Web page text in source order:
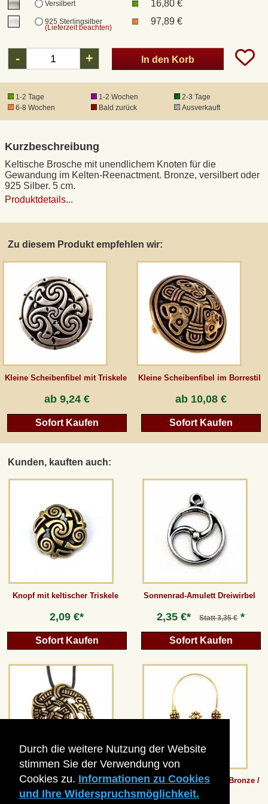
Durch die weitere Nutzung der Website
stimmen Sie der Verwendung von
Cookies zu. Informationen zu Cookies
und Ihre Widerspruchsmöglichkeit.
Versilbert 16,80 €
925 Sterlingsilber
(Lieferzeit beachten)
97,89 €
- + In den Korb
1-2 Tage 1-2 Wochen
2-3 Tage
6-8 Wochen
Bald zurück Ausverkauft
Kurzbeschreibung
Keltische Brosche mit unendlichem Knoten für die
Gewandung im Kelten-Reenactment. Bronze, versilbert oder
925 Silber. 5 cm.
Produktdetails...
Zu diesem Produkt empfehlen wir:
Kleine Scheibenfibel mit Triskele
ab 9,24 €
Sofort Kaufen
Kleine Scheibenfibel im Borrestil
ab 10,08 €
Sofort Kaufen
Kunden, kauften auch:
Knopf mit keltischer Triskele
2,09 €*
Sofort Kaufen
Sonnenrad-Amulett Dreiwirbel
2,35 €* Statt3,35 € *
Sofort Kaufen
Amulett Midgardschlange
Schläfenringe Zawada - Bronze /
Paar
DHL Kleinpaket
DHL Express
Waffenrecht und FSK 18
Datenschutz
Widerrufsrecht
Mittelalter-Großhandel
AGB
Gästebuch
Vertrag wiederrufen
eventueller Zölle (bei Nicht-EU-Ländern). Durchgestrichene Preise entsprechen dem
bisherigen Preis bei peraperis.com.